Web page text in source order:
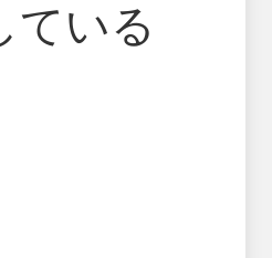
ている